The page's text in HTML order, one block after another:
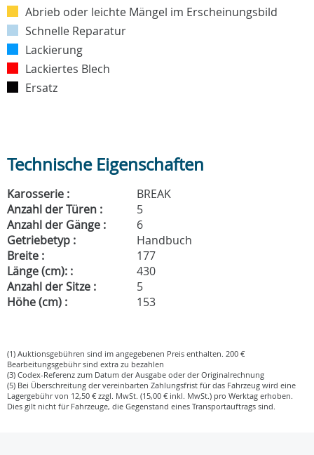
Abrieb oder leichte Mängel im Erscheinungsbild
Schnelle Reparatur
Lackierung
Lackiertes Blech
Ersatz
Technische Eigenschaften
Karosserie :
BREAK
Anzahl der Türen :
5
Anzahl der Gänge :
6
Getriebetyp :
Handbuch
Breite :
177
Länge (cm): :
430
Anzahl der Sitze :
5
Höhe (cm) :
153
(1) Auktionsgebühren sind im angegebenen Preis enthalten. 200 €
Bearbeitungsgebühr sind extra zu bezahlen
(3) Codex-Referenz zum Datum der Ausgabe oder der Originalrechnung
(5) Bei Überschreitung der vereinbarten Zahlungsfrist für das Fahrzeug wird eine
Lagergebühr von 12,50 € zzgl. MwSt. (15,00 € inkl. MwSt.) pro Werktag erhoben.
Dies gilt nicht für Fahrzeuge, die Gegenstand eines Transportauftrags sind.